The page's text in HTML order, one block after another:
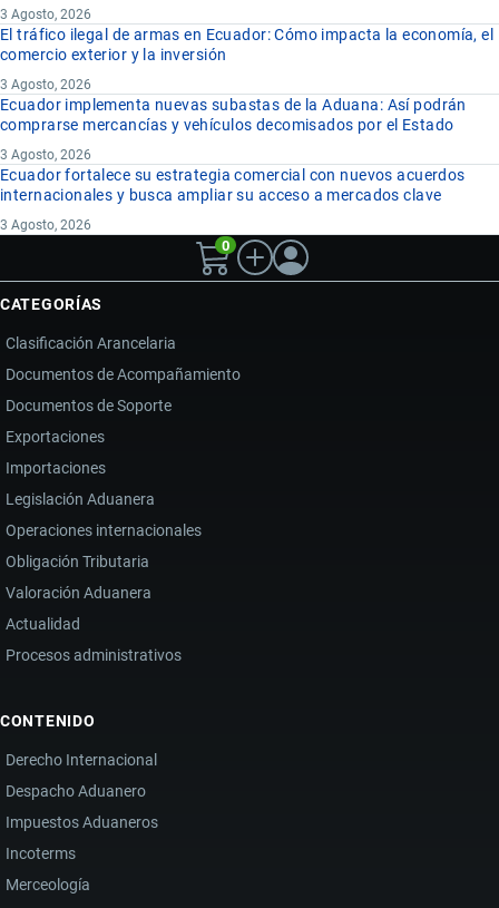
3 Agosto, 2026
El tráfico ilegal de armas en Ecuador: Cómo impacta la economía, el
comercio exterior y la inversión
3 Agosto, 2026
Ecuador implementa nuevas subastas de la Aduana: Así podrán
comprarse mercancías y vehículos decomisados por el Estado
3 Agosto, 2026
Ecuador fortalece su estrategia comercial con nuevos acuerdos
internacionales y busca ampliar su acceso a mercados clave
3 Agosto, 2026
0
CATEGORÍAS
Clasificación Arancelaria
Documentos de Acompañamiento
Documentos de Soporte
Exportaciones
Importaciones
Legislación Aduanera
Operaciones internacionales
Obligación Tributaria
Valoración Aduanera
Actualidad
Procesos administrativos
CONTENIDO
Derecho Internacional
Despacho Aduanero
Impuestos Aduaneros
Incoterms
Merceología